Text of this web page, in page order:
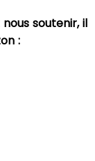
soutenir, il
: